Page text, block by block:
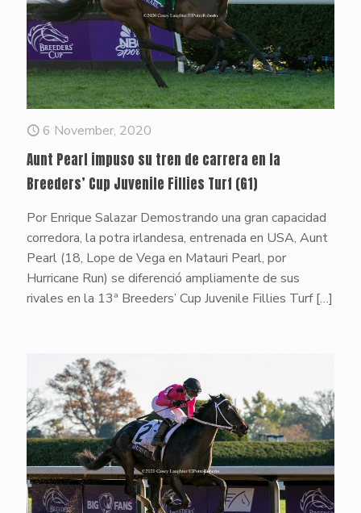
6 November, 2020
Aunt Pearl impuso su tren de carrera en la
Breeders’ Cup Juvenile Fillies Turf (G1)
Por Enrique Salazar Demostrando una gran capacidad
corredora, la potra irlandesa, entrenada en USA, Aunt
Pearl (18, Lope de Vega en Matauri Pearl, por
Hurricane Run) se diferenció ampliamente de sus
rivales en la 13ª Breeders’ Cup Juvenile Fillies Turf[…]